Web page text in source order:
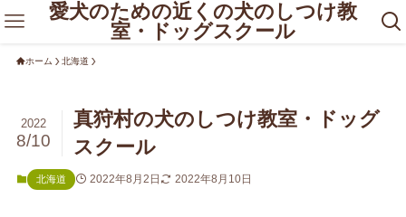
愛犬のための近くの犬のしつけ教
室・ドッグスクール
ホーム 北海道
真狩村の犬のしつけ教室・ドッグ
スクール
2022
8/10
北海道 2022年8月2日 2022年8月10日